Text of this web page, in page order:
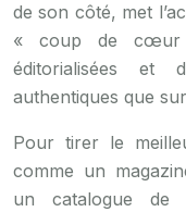
de son côté, met
« coup de cœur
éditorialisées et
authentiques que
Pour tirer le
comme un
un catalogue de